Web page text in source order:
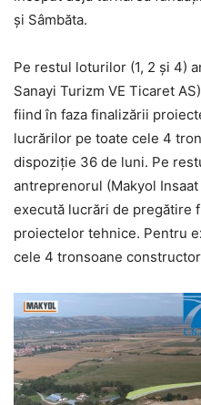
și Sâmbăta.
Pe restul loturilor (1, 2 și 4)
Sanayi Turizm VE Ticaret
fiind în faza finalizării
lucrărilor pe toate cele 4
dispoziție 36 de luni. Pe
antreprenorul (Makyol
execută lucrări de pregătire
proiectelor tehnice. Pentru
cele 4 tronsoane